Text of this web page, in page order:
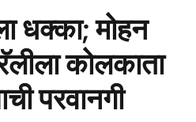
धक्का; मोहन
कोलकाता
परवानगी